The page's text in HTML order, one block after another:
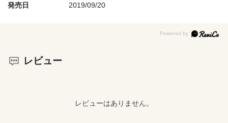
発売日
2019/09/20
レビュー
レビューはありません。